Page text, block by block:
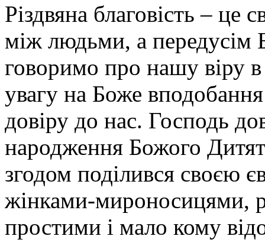
Різдвяна благовість – це
між людьми, а
говоримо про нашу віру
увагу на Боже
довіру до нас. Господь
народження Божого
згодом поділився своєю
жінками-мироносицями,
простими і мало кому